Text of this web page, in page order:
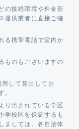
の接続環境や料金形
提供業者に直接ご確
る携帯電話で室内か
ものもございますの
して算出してお
。
り出されている学区
学校区を保証するも
ましては、各自治体